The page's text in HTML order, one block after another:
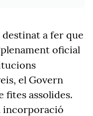
destinat a fer que
oficial
el Govern
fites assolides.
incorporació